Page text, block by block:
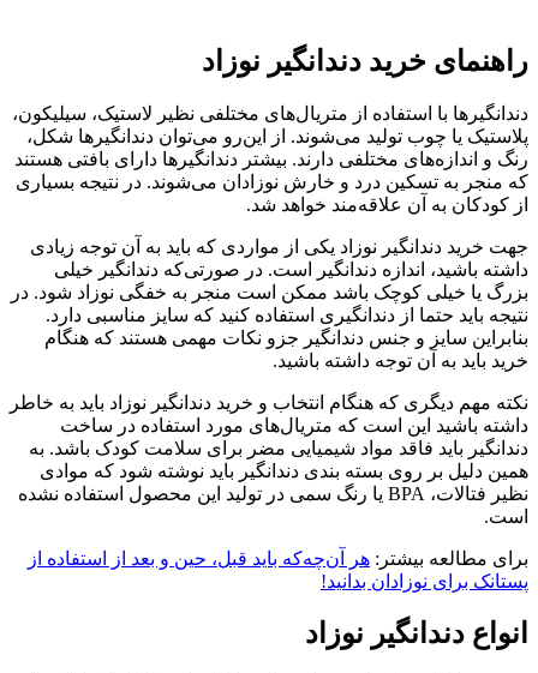
راهنمای خرید دندانگیر نوزاد
دندانگیرها با استفاده از متریال‌های مختلفی نظیر لاستیک، سیلیکون،
پلاستیک یا چوب تولید می‌شوند. از این‌رو می‌توان دندانگیرها شکل،
رنگ و اندازه‌های مختلفی دارند. بیشتر دندانگیرها دارای بافتی هستند
که منجر به تسکین درد و خارش نوزادان می‌شوند. در نتیجه بسیاری
از کودکان به آن علاقه‌مند خواهد شد.
جهت خرید دندانگیر نوزاد یکی از مواردی که باید به آن توجه زیادی
داشته باشید، اندازه دندانگیر است. در صورتی‌که دندانگیر خیلی
بزرگ یا خیلی کوچک باشد ممکن است منجر به خفگی نوزاد شود. در
نتیجه باید حتما از دندانگیری استفاده کنید که سایز مناسبی دارد.
بنابراین سایز و جنس دندانگیر جزو نکات مهمی هستند که هنگام
خرید باید به آن توجه داشته باشید.
نکته مهم دیگری که هنگام انتخاب و خرید دندانگیر نوزاد باید به خاطر
داشته باشید این است که متریال‌های مورد استفاده در ساخت
دندانگیر باید فاقد مواد شیمیایی مضر برای سلامت کودک باشد. به
همین دلیل بر روی بسته بندی دندانگیر باید نوشته شود که موادی
نظیر فتالات، BPA یا رنگ سمی در تولید این محصول استفاده نشده
است.
برای مطالعه بیشتر: هر آن‌چه‌که باید قبل، حین و بعد از استفاده از
پستانک برای نوزادان بدانید!
انواع دندانگیر نوزاد